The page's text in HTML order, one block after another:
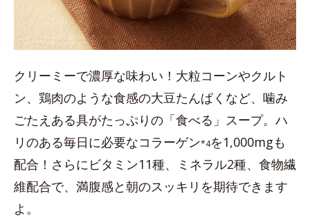
クリーミーで濃厚な味わい！大粒コーンやクルト
ン、鶏肉のような食感の大豆たんぱくなど、噛み
ごたえある具がたっぷりの「食べる」スープ。ハ
リのある毎日に必要なコラーゲン*4を1,000mgも
配合！さらにビタミン11種、ミネラル2種、食物繊
維配合で、満腹感と朝のスッキリを期待できます
よ。